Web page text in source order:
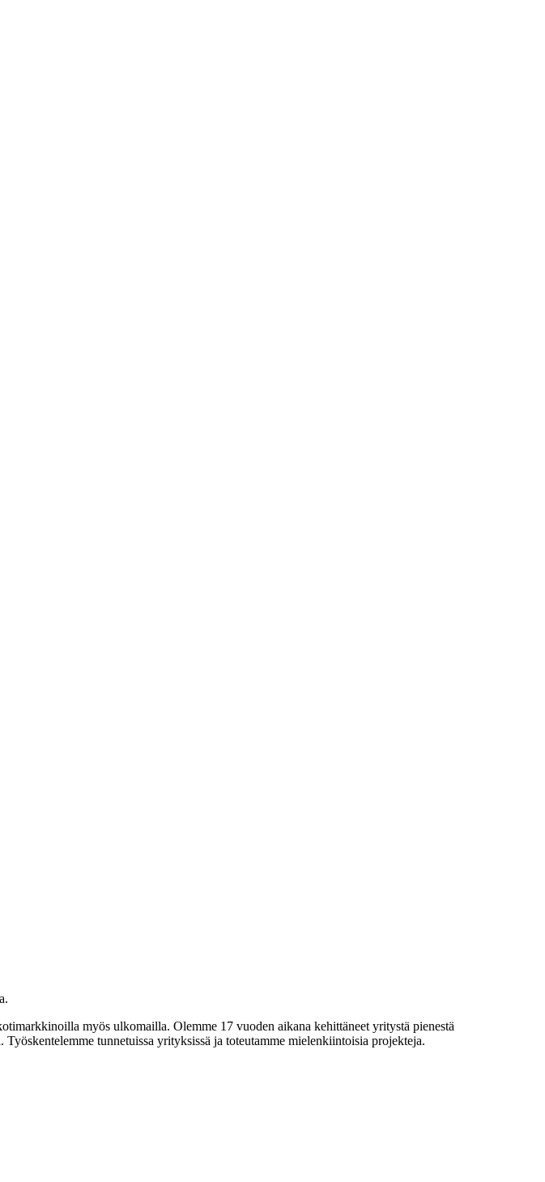
myös ulkomailla. Olemme 17 vuoden aikana kehittäneet yritystä pienestä
tunnetuissa yrityksissä ja toteutamme mielenkiintoisia projekteja.